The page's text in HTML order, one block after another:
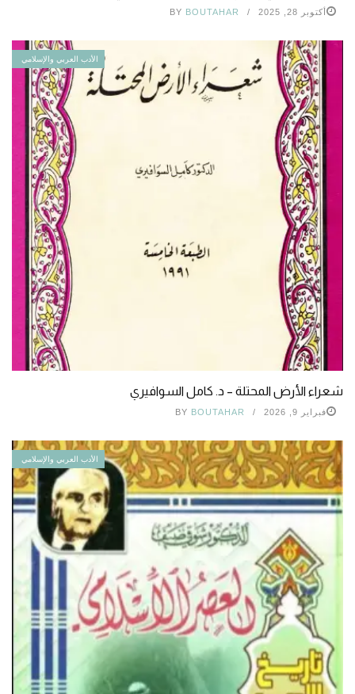
أكتوبر 28, 2025 BY BOUTAHAR
الأدب العربي والإسلامي
شعراء الأرض المحتلة – د. كامل السوافيري
فبراير 9, 2026 BY BOUTAHAR
الأدب العربي والإسلامي